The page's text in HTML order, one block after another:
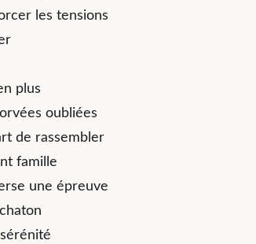
les tensions
plus
oubliées
de rassembler
famille
une épreuve